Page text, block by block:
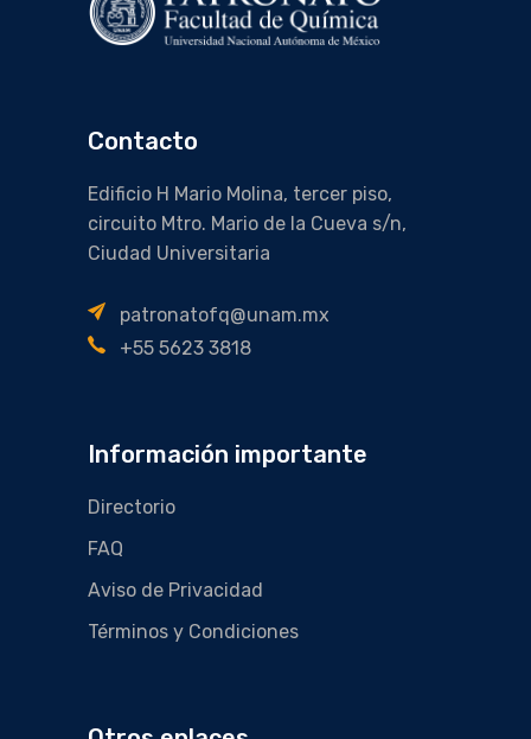
Contacto
Edificio H Mario Molina, tercer piso,
circuito Mtro. Mario de la Cueva s/n,
Ciudad Universitaria
patronatofq@unam.mx
+55 5623 3818
Información importante
Directorio
FAQ
Aviso de Privacidad
Términos y Condiciones